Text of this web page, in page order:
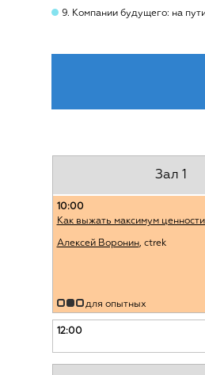
9. Компании будущего: на
Зал 1
10:00
Как выжать максимум ценности
Алексей Воронин, ctrek
для опытных
12:00